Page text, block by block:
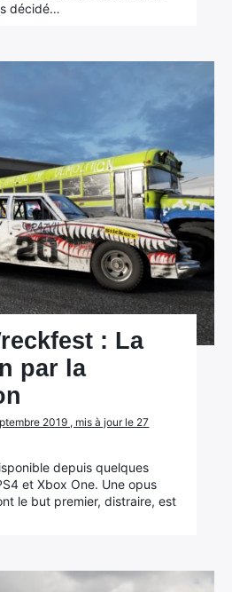
décidé…
: La
par la
2019 , mis à jour le 27
depuis quelques
et Xbox One. Une opus
le but premier, distraire, est